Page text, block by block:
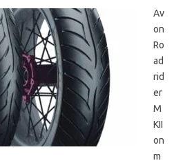
Av
on
Ro
ad
rid
er
M
KII
on
m